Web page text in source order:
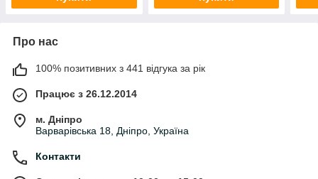
Про нас
100% позитивних з 441 відгука за рік
Працює з 26.12.2014
м. Дніпро
Варварівська 18, Дніпро, Україна
Контакти